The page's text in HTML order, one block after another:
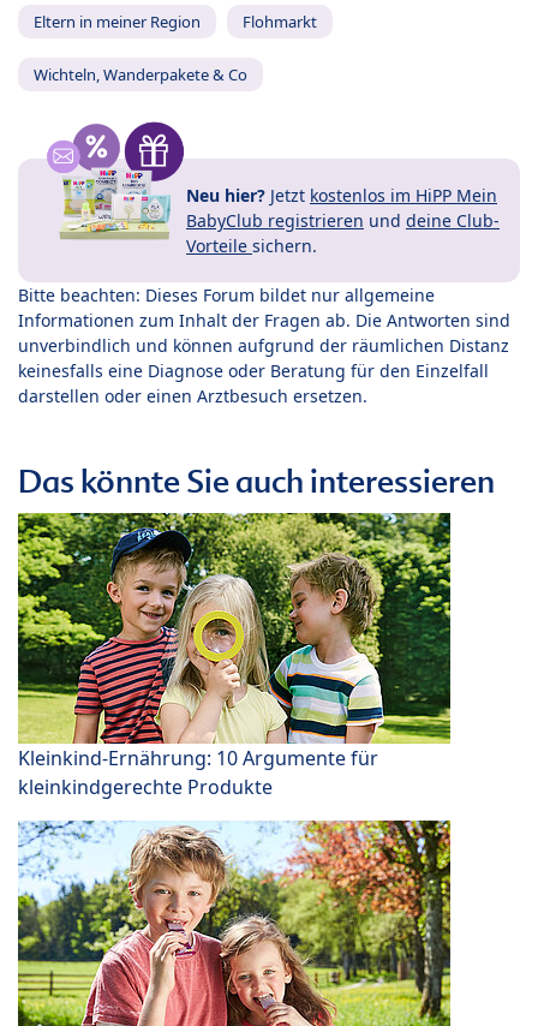
Eltern in meiner Region Flohmarkt
Wichteln, Wanderpakete & Co
Neu hier? Jetzt kostenlos im HiPP Mein
BabyClub registrieren und deine Club-
Vorteile sichern.
Bitte beachten: Dieses Forum bildet nur allgemeine
Informationen zum Inhalt der Fragen ab. Die Antworten sind
unverbindlich und können aufgrund der räumlichen Distanz
keinesfalls eine Diagnose oder Beratung für den Einzelfall
darstellen oder einen Arztbesuch ersetzen.
Das könnte Sie auch interessieren
Kleinkind-Ernährung: 10 Argumente für
kleinkindgerechte Produkte